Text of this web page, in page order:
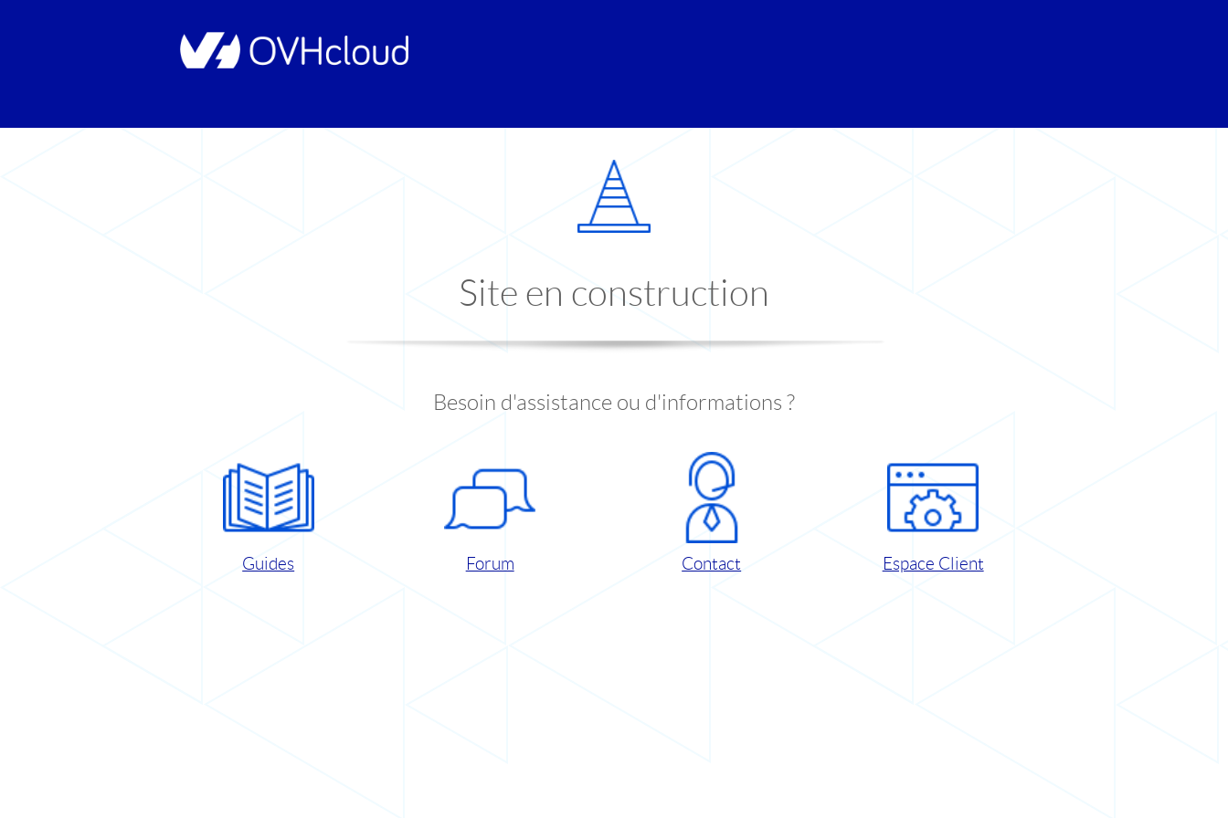
Site en construction
Besoin d'assistance ou d'informations ?
Guides Forum Contact Espace Client